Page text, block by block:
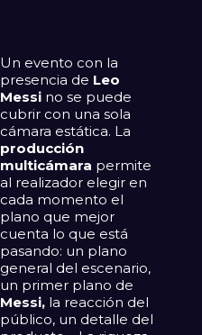
Un evento con la
presencia de Leo
Messi no se puede
cubrir con una sola
cámara estática. La
producción
multicámara permite
al realizador elegir en
cada momento el
plano que mejor
cuenta lo que está
pasando: un plano
general del escenario,
un primer plano de
Messi, la reacción del
público, un detalle del